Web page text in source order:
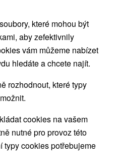
Sakrálne miesta(4)
(1)
Adrenalinové atrakcie(2)
(3)
Aquaparky, kúpaliská
(2)
atrakcie(5)
které mohou být
aby zefektivnily
vám můžeme nabízet
hledáte a chcete najít.
rozhodnout, které typy
cookies na vašem
nutné pro provoz této
typy cookies potřebujeme